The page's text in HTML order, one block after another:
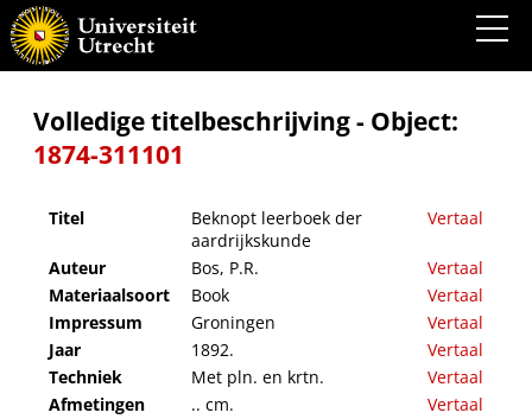
Beknopt leerboek der aardrijkskunde
Volledige titelbeschrijving - Object:
1874-311101
Titel
Beknopt leerboek der
aardrijkskunde
Vertaal
Auteur Bos, P.R.
Vertaal
Materiaalsoort
Book
Vertaal
Impressum
Groningen
Vertaal
Jaar
1892.
Vertaal
Techniek
Met pln. en krtn.
Vertaal
Afmetingen
.. cm.
Vertaal